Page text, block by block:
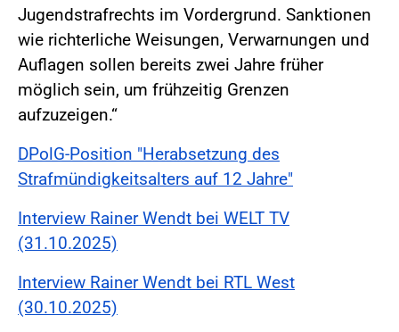
Jugendstrafrechts im Vordergrund. Sanktionen
wie richterliche Weisungen, Verwarnungen und
Auflagen sollen bereits zwei Jahre früher
möglich sein, um frühzeitig Grenzen
aufzuzeigen.“
DPolG-Position "Herabsetzung des
Strafmündigkeitsalters auf 12 Jahre"
Interview Rainer Wendt bei WELT TV
(31.10.2025)
Interview Rainer Wendt bei RTL West
(30.10.2025)